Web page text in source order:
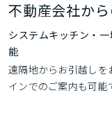
不動産会社か
システムキッチン・
能
遠隔地からお引越しを
インでのご案内も可能